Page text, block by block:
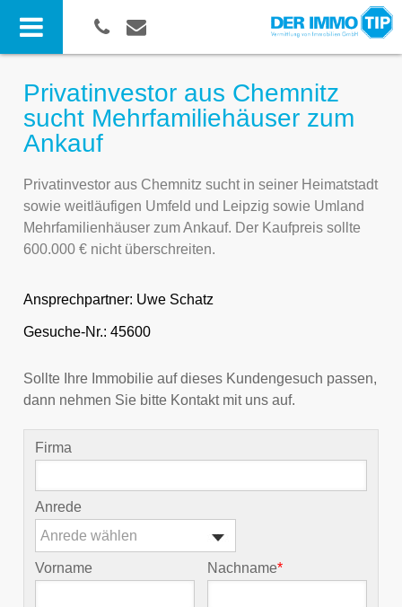
Privatinvestor aus Chemnitz
sucht Mehrfamiliehäuser zum
Ankauf
Privatinvestor aus Chemnitz sucht in seiner Heimatstadt
sowie weitläufigen Umfeld und Leipzig sowie Umland
Mehrfamilienhäuser zum Ankauf. Der Kaufpreis sollte
600.000 € nicht überschreiten.
Ansprechpartner: Uwe Schatz
Gesuche-Nr.: 45600
Sollte Ihre Immobilie auf dieses Kundengesuch passen,
dann nehmen Sie bitte Kontakt mit uns auf.
Firma
Anrede
Anrede wählen
Vorname Nachname*